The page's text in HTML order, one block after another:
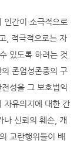
인간이 소극적으로
, 적극적으로는 자
있도록 하려는 것
존엄성존중의 구
성을 그 보호법익
자유의지에 대한 간
나 신뢰의 훼손, 개
교란행위들이 배